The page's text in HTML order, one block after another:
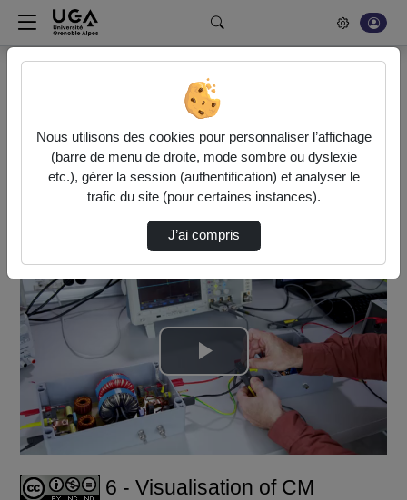
Rechercher un média sur POD
Bonjour, votre serveur vidéo a été mis à jour. Nous sommes
en train de finaliser son optimisation. L'encodage de vos
vidéos fonctionne (ne pas tenir compte du message d'erreur
actuel à la fin de votre encodage).
6 - Visualisation of CM Current
Lire
la
vidéo
6 - Visualisation of CM
Nous utilisons des cookies pour personnaliser l’affichage
(barre de menu de droite, mode sombre ou dyslexie
etc.), gérer la session (authentification) et analyser le
trafic du site (pour certaines instances).
J’ai compris